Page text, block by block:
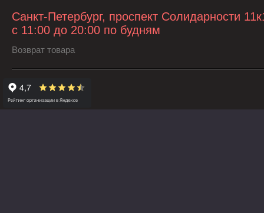
Санкт-Петербург, проспект Солидарности
с 11:00 до 20:00 по будням
Возврат товара